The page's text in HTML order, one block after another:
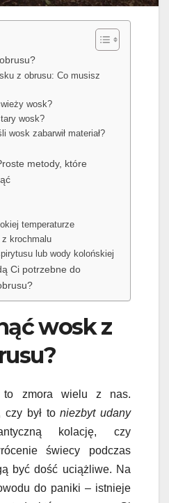
z obrusu: Co musisz
wosk?
wosk?
wosk zabarwił materiał?
metody, które
temperaturze
krochmalu
lub wody kolońskiej
Ci potrzebne do
wosk z
to zmora wielu z nas.
czy był toniezbyt udany
kolację, czy
świecy podczas
być dość uciążliwe. Na
do paniki – istnieje